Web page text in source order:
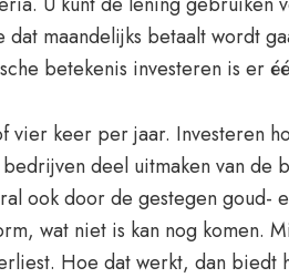
maandelijks betaalt wordt
betekenis investeren is er
keer per jaar. Investeren
deel uitmaken van de
ook door de gestegen goud-
wat niet is kan nog komen.
Hoe dat werkt, dan biedt